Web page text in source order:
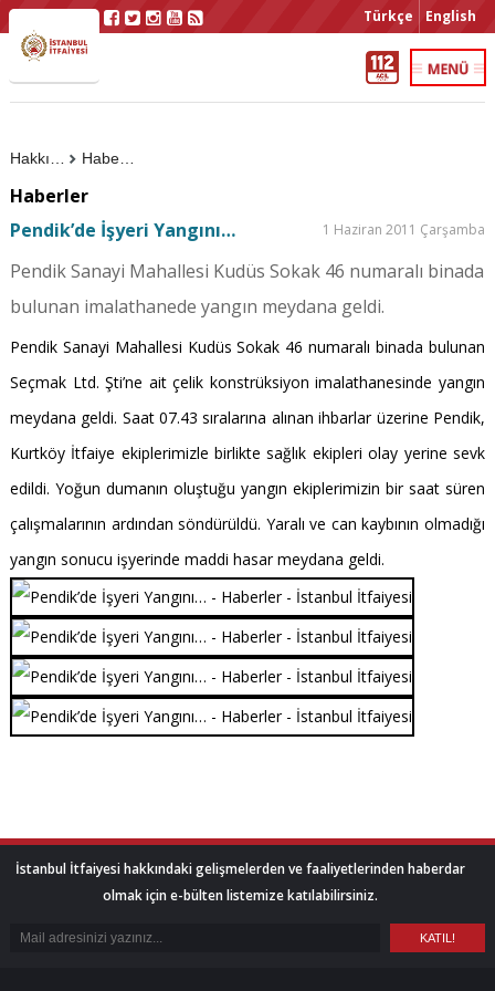
Türkçe English
Haberler
Haberler
Pendik’de İşyeri Yangını…
1 Haziran 2011 Çarşamba
Pendik Sanayi Mahallesi Kudüs Sokak 46 numaralı binada
bulunan imalathanede yangın meydana geldi.
Pendik Sanayi Mahallesi Kudüs Sokak 46 numaralı binada bulunan
Seçmak Ltd. Şti’ne ait çelik konstrüksiyon imalathanesinde yangın
meydana geldi. Saat 07.43 sıralarına alınan ihbarlar üzerine Pendik,
Kurtköy İtfaiye ekiplerimizle birlikte sağlık ekipleri olay yerine sevk
edildi. Yoğun dumanın oluştuğu yangın ekiplerimizin bir saat süren
çalışmalarının ardından söndürüldü. Yaralı ve can kaybının olmadığı
yangın sonucu işyerinde maddi hasar meydana geldi.
İstanbul İtfaiyesi hakkındaki gelişmelerden ve faaliyetlerinden haberdar
olmak için e-bülten listemize katılabilirsiniz.